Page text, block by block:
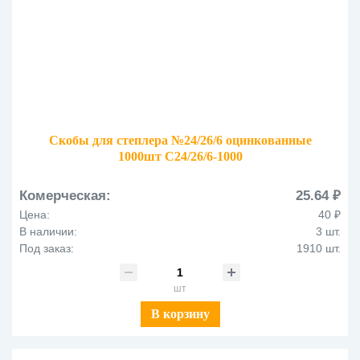
Скобы для степлера №24/26/6 оцинкованные
1000шт С24/26/6-1000
Комерческая: 25.64 ₽
Цена:
40 ₽
В наличии:
3 шт.
Под заказ:
1910 шт.
шт
В корзину